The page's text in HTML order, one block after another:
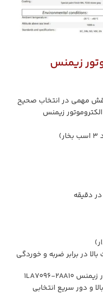
زیمنس
مهمی در انتخاب صحیح
زیمنس
در برابر ضربه و خوردگی
این مشخصات باعث می‌شود موتور زیمنس 1LA7096-2AA10
و دور سریع انتخابی